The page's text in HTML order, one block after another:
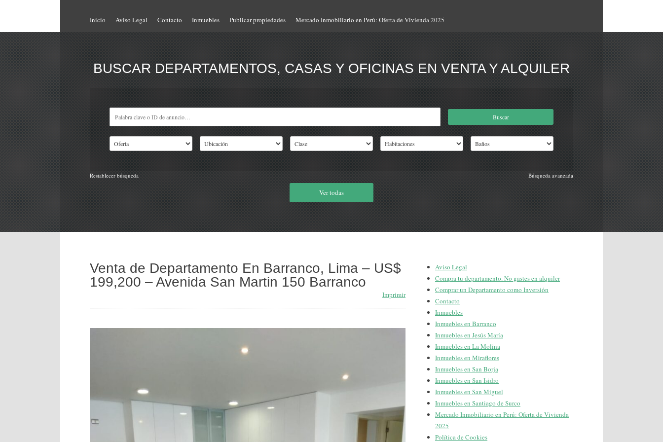
Inicio Aviso Legal Contacto Inmuebles Publicar propiedades Mercado Inmobiliario en Perú: Oferta de Vivienda 2025
BUSCAR DEPARTAMENTOS, CASAS Y OFICINAS EN VENTA Y ALQUILER
Búsqueda avanzada
Restablecer búsqueda
Ver todas
Venta de Departamento En Barranco, Lima – US$
199,200 – Avenida San Martin 150 Barranco
Imprimir
Aviso Legal
Compra tu departamento. No gastes en alquiler
Comprar un Departamento como Inversión
Contacto
Inmuebles
Inmuebles en Barranco
Inmuebles en Jesús María
Inmuebles en La Molina
Inmuebles en Miraflores
Inmuebles en San Borja
Inmuebles en San Isidro
Inmuebles en San Miguel
Inmuebles en Santiago de Surco
Mercado Inmobiliario en Perú: Oferta de Vivienda
2025
Política de Cookies